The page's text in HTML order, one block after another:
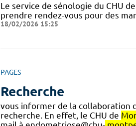
Le service de sénologie du CHU de
prendre rendez-vous pour des
18/02/2026 15:25
PAGES
Recherche
vous informer de la collaboration
recherche. En effet, le CHU de